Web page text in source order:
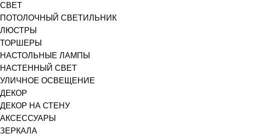
СВЕТ
ПОТОЛОЧНЫЙ СВЕТИЛЬНИК
ЛЮСТРЫ
ТОРШЕРЫ
НАСТОЛЬНЫЕ ЛАМПЫ
НАСТЕННЫЙ СВЕТ
УЛИЧНОЕ ОСВЕЩЕНИЕ
ДЕКОР
ДЕКОР НА СТЕНУ
АКСЕССУАРЫ
ЗЕРКАЛА